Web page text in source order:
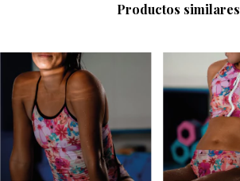
Productos similares